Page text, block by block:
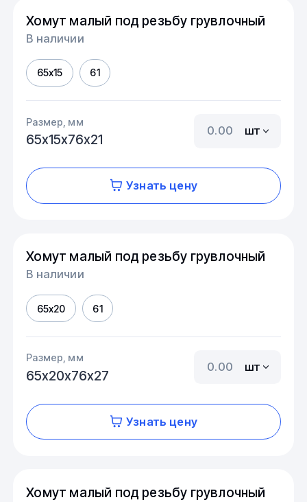
Хомут малый под резьбу грувлочный
В наличии
65х15 61
Размер, мм
65х15х76х21
шт
Узнать цену
Хомут малый под резьбу грувлочный
В наличии
65х20 61
Размер, мм
65х20х76х27
шт
Узнать цену
Хомут малый под резьбу грувлочный